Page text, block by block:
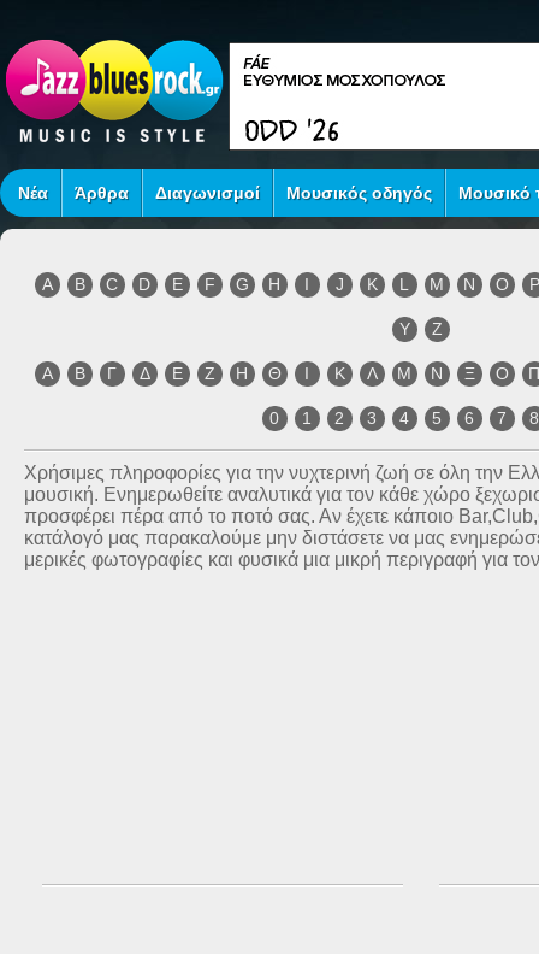
Νέα Άρθρα Διαγωνισμοί Μουσικός οδηγός Μουσικό
A B C D E F G H I J K L M N O P
Y Z
Α Β Γ Δ Ε Ζ Η Θ Ι Κ Λ Μ Ν Ξ Ο
0 1 2 3 4 5 6 7 8
Χρήσιμες πληροφορίες για την νυχτερινή ζωή σε όλη την
μουσική. Ενημερωθείτε αναλυτικά για τον κάθε χώρο
προσφέρει πέρα από το ποτό σας. Αν έχετε κάποιο
κατάλογό μας παρακαλούμε μην διστάσετε να μας
μερικές φωτογραφίες και φυσικά μια μικρή περιγραφή για